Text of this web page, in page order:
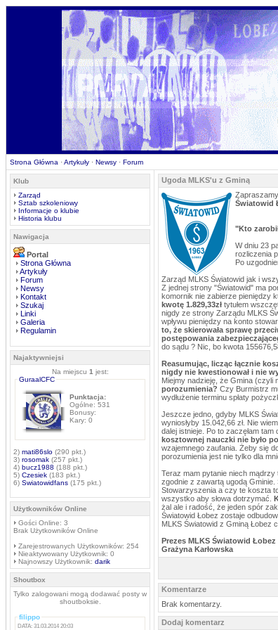
Strona Główna ·Artykuły · Newsy · Forum
Klub
Zarząd
Sztab szkoleniowy
Informacje o klubie
Historia klubu
Nawigacja
Portal
Strona Główna
Artykuły
Forum
Newsy
Kontakt
Szukaj
Linki
Galeria
Regulamin
Najaktywniejsi
Na miejscu 1 jest:
GuraalCFC
Punktacja:
Ogólne: 531
Bonusy:
Kary: 0
2) mati86slo (290 pkt.)
3) rosomak (257 pkt.)
4) bucz1988 (188 pkt.)
5) Czesiek (183 pkt.)
6) Swiatowidfans (175 pkt.)
Użytkowników Online
Gości Online: 3
Brak Użytkowników Online
Zarejestrowanych Użytkowników: 254
Nieaktywowany Użytkownik: 0
Najnowszy Użytkownik: darik
Shoutbox
Tylko zalogowani mogą dodawać posty w
shoutboksie.
filippo
DATA: 31.03.2014 20:03
Ugoda MLKS'u z Gminą
Światowid
"Kto
W dniu 23
rozliczenia
Po
Zarząd MLKS Światowid jak i
Z jednej strony "Światowid" ma
komornik nie zabierze pieniędzy
kwotę 1.829,33zł tytułem
nigdy ze strony Zarządu MLKS
wpływu pieniędzy na konto
to, że skierowała sprawę
postępowania
do sądu ? Nic, bo kwota
Reasumując, licząc łącznie
nigdy nie kwestionował i nie
Miejmy nadzieję, że Gmina (czyli
porozumienia? Czy Burmistrz
wydłużenie terminu spłaty
Jeszcze jedno, gdyby MLKS
wyniosłyby 15.042,66 zł. Nie
dalej istnieje. Po to zaczęłam
kosztownej nauczki nie było
wzajemnego zaufania. Żeby się
porozumienia jest nie tylko dla
Teraz mam pytanie niech mądrzy
zgodnie z zawartą ugodą
Stowarzyszenia a czy te koszta
wszystko aby słowa dotrzymać.
żal ale i radość, że jeden spór
Światowid Łobez zostaje
MLKS Światowid z Gminą Łobez
Prezes MLKS Światowid Łobez
Grażyna Karłowska
Komentarze
Brak komentarzy.
Dodaj komentarz